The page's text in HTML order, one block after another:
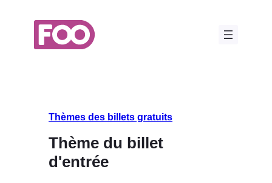
Thèmes des billets gratuits
Thème du billet
d'entrée